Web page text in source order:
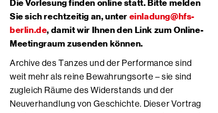
Die Vorlesung finden online statt. Bitte melden
Sie sich rechtzeitig an, unter einladung@hfs-
berlin.de, damit wir Ihnen den Link zum Online-
Meetingraum zusenden können.
Archive des Tanzes und der Performance sind
weit mehr als reine Bewahrungsorte – sie sind
zugleich Räume des Widerstands und der
Neuverhandlung von Geschichte. Dieser Vortrag